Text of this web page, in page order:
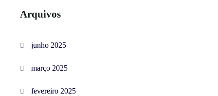
Arquivos
junho 2025
março 2025
fevereiro 2025